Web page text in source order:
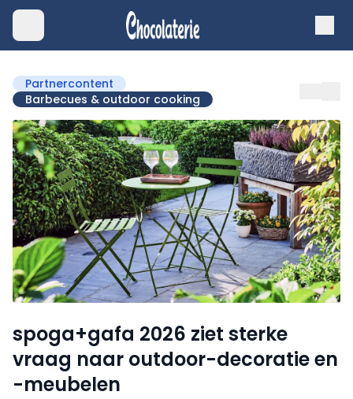
Partnercontent
Barbecues & outdoor cooking
spoga+gafa 2026 ziet sterke
vraag naar outdoor-decoratie en
-meubelen